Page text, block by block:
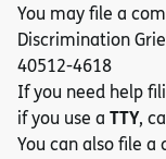
You may file a
Discrimination
40512-4618
If you need help
if you use a TTY,
You can also file